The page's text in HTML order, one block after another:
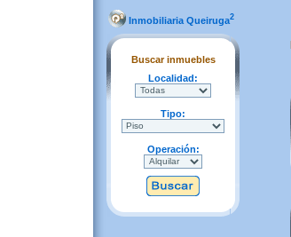
Inmobiliaria Queiruga2
Buscar inmuebles
Localidad:
Tipo:
Operación: